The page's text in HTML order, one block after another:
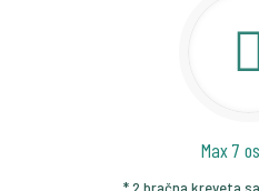
Max 7